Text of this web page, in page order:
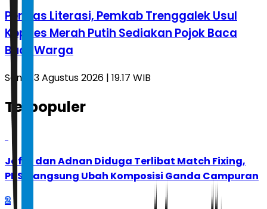
Perluas Literasi, Pemkab Trenggalek Usul
Kopdes Merah Putih Sediakan Pojok Baca
Buat Warga
Senin, 3 Agustus 2026 | 19.17 WIB
Terpopuler
Jafar dan Adnan Diduga Terlibat Match Fixing,
PBSI Langsung Ubah Komposisi Ganda Campuran
2